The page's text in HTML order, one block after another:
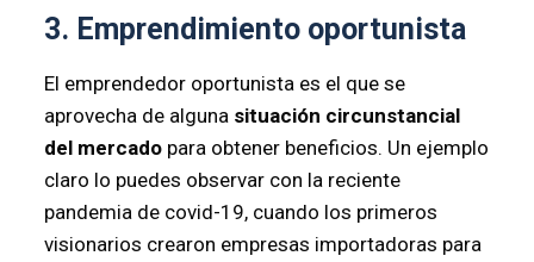
3. Emprendimiento oportunista
El emprendedor oportunista es el que se
aprovecha de alguna situación circunstancial
del mercadopara obtener beneficios. Un ejemplo
claro lo puedes observar con la reciente
pandemia de covid-19, cuando los primeros
visionarios crearon empresas importadoras para